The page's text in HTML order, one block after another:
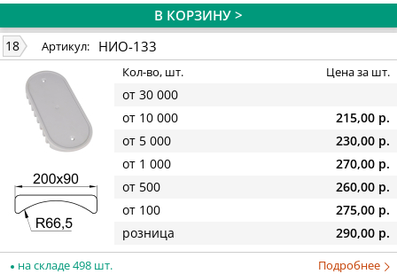
В КОРЗИНУ >
18 Артикул: НИО-133
Кол-во, шт. Цена за шт.
от 30 000
от 10 000
215,00 р.
от 5 000
230,00 р.
от 1 000
270,00 р.
от 500
260,00 р.
от 100
275,00 р.
розница
290,00 р.
на складе 498 шт. Подробнее